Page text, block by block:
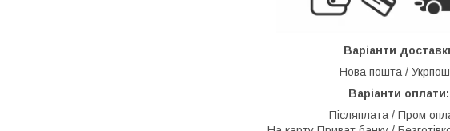
Варіанти
Нова пошта /
Варіанти
Післяплата / Пром